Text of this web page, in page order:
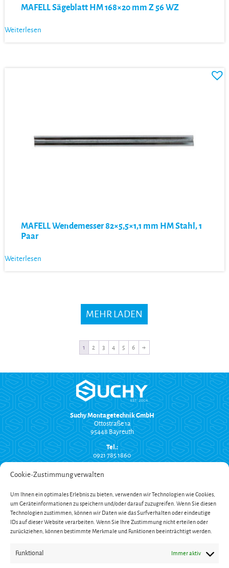
Cookie-Zustimmung verwalten
Um Ihnen ein optimales Erlebnis zu bieten, verwenden wir Technologien wie Cookies,
um Geräteinformationen zu speichern und/oder darauf zuzugreifen. Wenn Sie diesen
Technologien zustimmen, können wir Daten wie das Surfverhalten oder eindeutige
IDs auf dieser Website verarbeiten. Wenn Sie Ihre Zustimmung nicht erteilen oder
zurückziehen, können bestimmte Merkmale und Funktionen beeinträchtigt werden.
Funktional Immer aktiv
MAFELL Sägeblatt HM 168×20 mm Z 56 WZ
Weiterlesen
MAFELL Wendemesser 82×5,5×1,1 mm HM Stahl, 1
Paar
Weiterlesen
MEHR LADEN
1 2 3 4 5 6 →
Suchy Montagetechnik GmbH
Ottostraße 1a
95448 Bayreuth
Tel.:
0921 785 1860
info@suchy-montagetechnik.de
Versand und Zahlung
AGB
Widerrufsbelehrung
Impressum
Datenschutzerklärung